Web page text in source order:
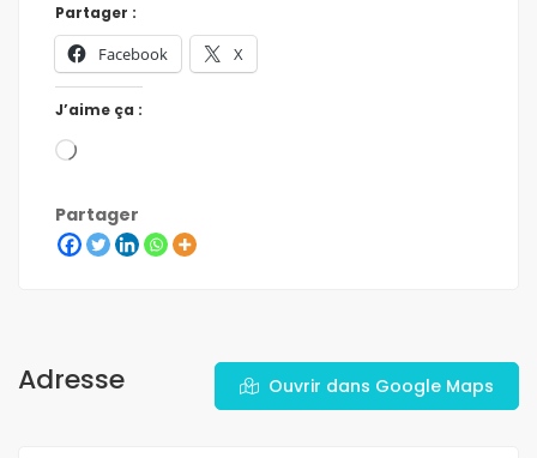
Partager :
Facebook X
J’aime ça :
Partager
Adresse Ouvrir dans Google Maps